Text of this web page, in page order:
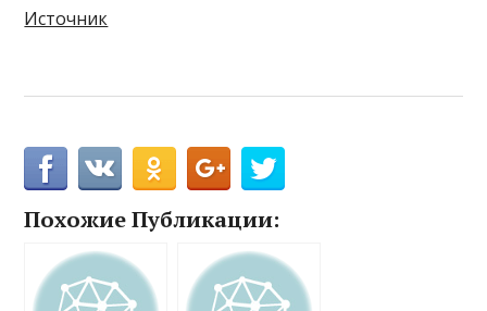
Источник
Похожие Публикации: